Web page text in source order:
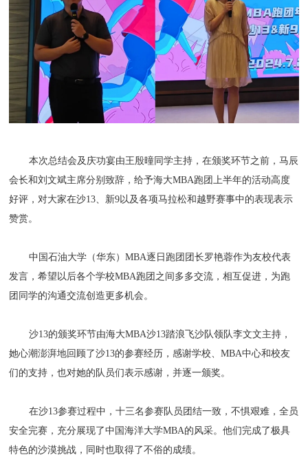
本次总结会及庆功宴由王殷曈同学主持，在颁奖环节之前，马辰
会长和刘文斌主席分别致辞，给予海大MBA跑团上半年的活动高度
好评，对大家在沙13、新9以及各项马拉松和越野赛事中的表现表示
赞赏。
中国石油大学（华东）MBA逐日跑团团长罗艳蓉作为友校代表
发言，希望以后各个学校MBA跑团之间多多交流，相互促进，为跑
团同学的沟通交流创造更多机会。
沙13的颁奖环节由海大MBA沙13踏浪飞沙队领队李文文主持，
她心潮澎湃地回顾了沙13的参赛经历，感谢学校、MBA中心和校友
们的支持，也对她的队员们表示感谢，并逐一颁奖。
在沙13参赛过程中，十三名参赛队员团结一致，不惧艰难，全员
安全完赛，充分展现了中国海洋大学MBA的风采。他们完成了极具
特色的沙漠挑战，同时也取得了不俗的成绩。